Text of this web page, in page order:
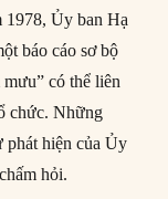
1978, Ủy ban Hạ
báo cáo sơ bộ
có thể liên
chức. Những
phát hiện của Ủy
hỏi.